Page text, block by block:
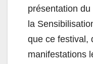
présentation
la
que ce festival,
manifestations